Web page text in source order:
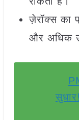
ज़ेरॉक्स का
और अधिक